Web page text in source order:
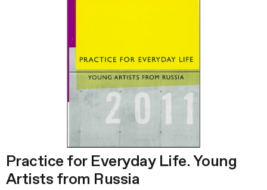
Practice for Everyday Life. Young
Artists from Russia